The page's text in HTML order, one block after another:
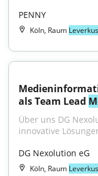
PENNY
Köln, Raum
als Team Lead
Über uns DG
innovative
DG Nexolution eG
Köln, Raum